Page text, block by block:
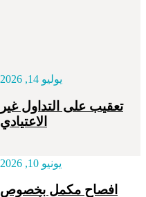
يوليو 14, 2026
تعقيب على التداول غير
الاعتيادي
يونيو 10, 2026
افصاح مكمل بخصوص